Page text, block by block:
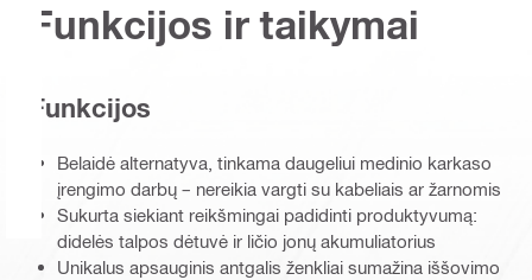
Funkcijos ir taikymai
Funkcijos
Belaidė alternatyva, tinkama daugeliui medinio karkaso
įrengimo darbų – nereikia vargti su kabeliais ar žarnomis
Sukurta siekiant reikšmingai padidinti produktyvumą:
didelės talpos dėtuvė ir ličio jonų akumuliatorius
Unikalus apsauginis antgalis ženkliai sumažina iššovimo